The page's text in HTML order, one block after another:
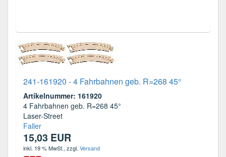
241-161920 - 4 Fahrbahnen geb. R=268 45°
Artikelnummer: 161920
4 Fahrbahnen geb. R=268 45°
Laser-Street
Faller
15,03 EUR
inkl. 19 % MwSt., zzgl. Versand